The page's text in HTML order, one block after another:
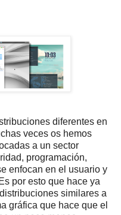
diferentes en
veces os hemos
a un sector
programación,
enfocan en el usuario y
por esto que hace ya
similares a
gráfica que hace que el